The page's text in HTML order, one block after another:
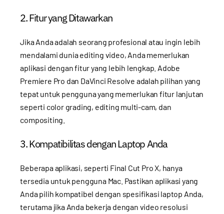
2. Fitur yang Ditawarkan
Jika Anda adalah seorang profesional atau ingin lebih
mendalami dunia editing video, Anda memerlukan
aplikasi dengan fitur yang lebih lengkap. Adobe
Premiere Pro dan DaVinci Resolve adalah pilihan yang
tepat untuk pengguna yang memerlukan fitur lanjutan
seperti color grading, editing multi-cam, dan
compositing.
3. Kompatibilitas dengan Laptop Anda
Beberapa aplikasi, seperti Final Cut Pro X, hanya
tersedia untuk pengguna Mac. Pastikan aplikasi yang
Anda pilih kompatibel dengan spesifikasi laptop Anda,
terutama jika Anda bekerja dengan video resolusi